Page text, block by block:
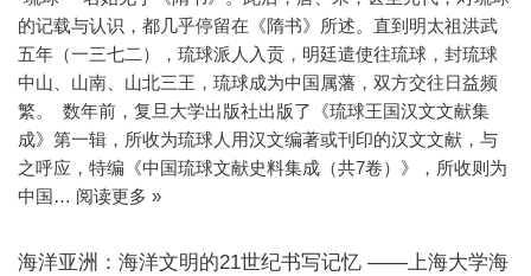
的记载与认识，都几乎停留在《隋书》所述。直到明太祖洪武
五年（一三七二），琉球派人入贡，明廷遣使往琉球，封琉球
中山、山南、山北三王，琉球成为中国属藩，双方交往日益频
繁。 数年前，复旦大学出版社出版了《琉球王国汉文文献集
成》第一辑，所收为琉球人用汉文编著或刊印的汉文文献，与
之呼应，特编《中国琉球文献史料集成（共7卷）》，所收则为
中国… 阅读更多 »
海洋亚洲：海洋文明的21世纪书写记忆 ——上海大学海